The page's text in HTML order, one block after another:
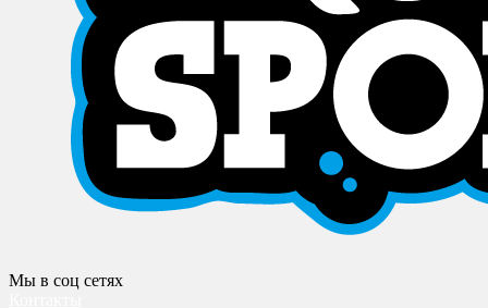
Мы в соц сетях